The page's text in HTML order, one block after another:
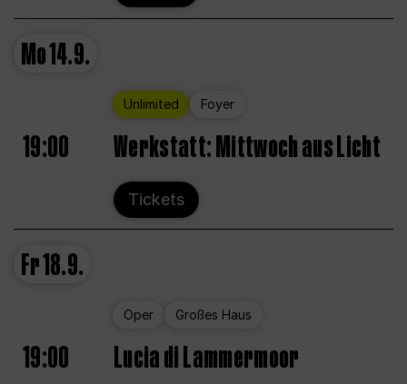
Mo14.9.
Unlimited Foyer
19:00 Werkstatt: Mittwoch aus Licht
Tickets
Fr18.9.
Oper Großes Haus
19:00 Lucia di Lammermoor